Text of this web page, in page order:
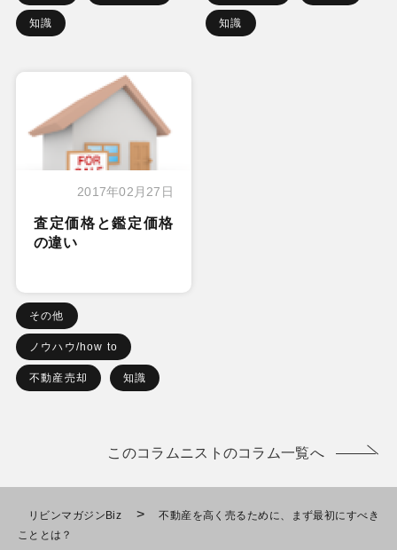
知識 知識
2017年02月27日
査定価格と鑑定価格
の違い
その他
ノウハウ/how to
不動産売却 知識
このコラムニストのコラム一覧へ
リビンマガジンBiz >
不動産を高く売るために、まず最初にすべき
こととは？